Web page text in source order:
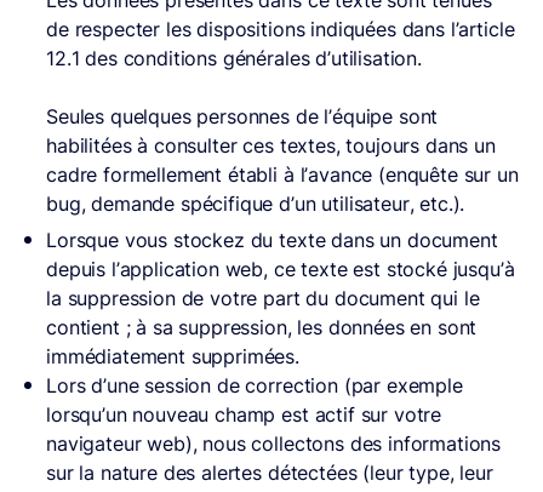
de respecter les dispositions indiquées dans l’article
12.1 des conditions générales d’utilisation.
Seules quelques personnes de l’équipe sont
habilitées à consulter ces textes, toujours dans un
cadre formellement établi à l’avance (enquête sur un
bug, demande spécifique d’un utilisateur, etc.).
Lorsque vous stockez du texte dans un document
depuis l’application web, ce texte est stocké jusqu’à
la suppression de votre part du document qui le
contient ; à sa suppression, les données en sont
immédiatement supprimées.
Lors d’une session de correction (par exemple
lorsqu’un nouveau champ est actif sur votre
navigateur web), nous collectons des informations
sur la nature des alertes détectées (leur type, leur